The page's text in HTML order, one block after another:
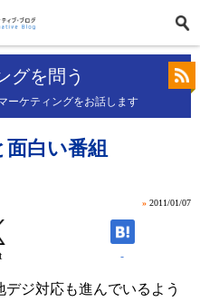
グを問う
ーケティングをお話します
白い番組
» 2011/01/07
-
ジ対応も進んでいるよう